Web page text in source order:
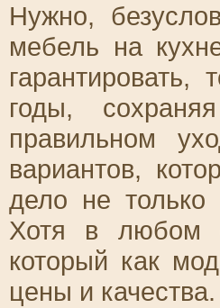
Нужно,
мебель на
годы,
правильном
вариантов,
дело не только
Хотя в любом
который как
цены и качества.